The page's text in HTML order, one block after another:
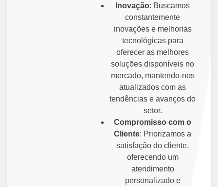
Inovação: Buscamos
constantemente
inovações e melhorias
tecnológicas para
oferecer as melhores
soluções disponíveis no
mercado, mantendo-nos
atualizados com as
tendências e avanços do
setor.
Compromisso com o
Cliente: Priorizamos a
satisfação do cliente,
oferecendo um
atendimento
personalizado e